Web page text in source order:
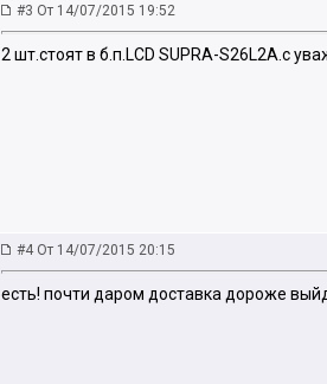
#3 От 14/07/2015 19:52
2 шт.стоят в б.п.LCD SUPRA-S26L2A.с
#4 От 14/07/2015 20:15
есть! почти даром доставка дороже